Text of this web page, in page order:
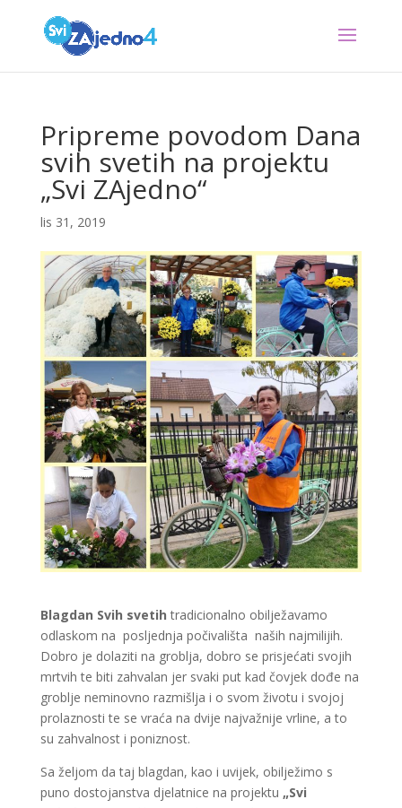
Pripreme povodom Dana
svih svetih na projektu
„Svi ZAjedno“
lis 31, 2019
Blagdan Svih svetih tradicionalno obilježavamo
odlaskom na posljednja počivališta naših najmilijih.
Dobro je dolaziti na groblja, dobro se prisjećati svojih
mrtvih te biti zahvalan jer svaki put kad čovjek dođe na
groblje neminovno razmišlja i o svom životu i svojoj
prolaznosti te se vraća na dvije najvažnije vrline, a to
su zahvalnost i poniznost.
Sa željom da taj blagdan, kao i uvijek, obilježimo s
puno dostojanstva djelatnice na projektu „Svi